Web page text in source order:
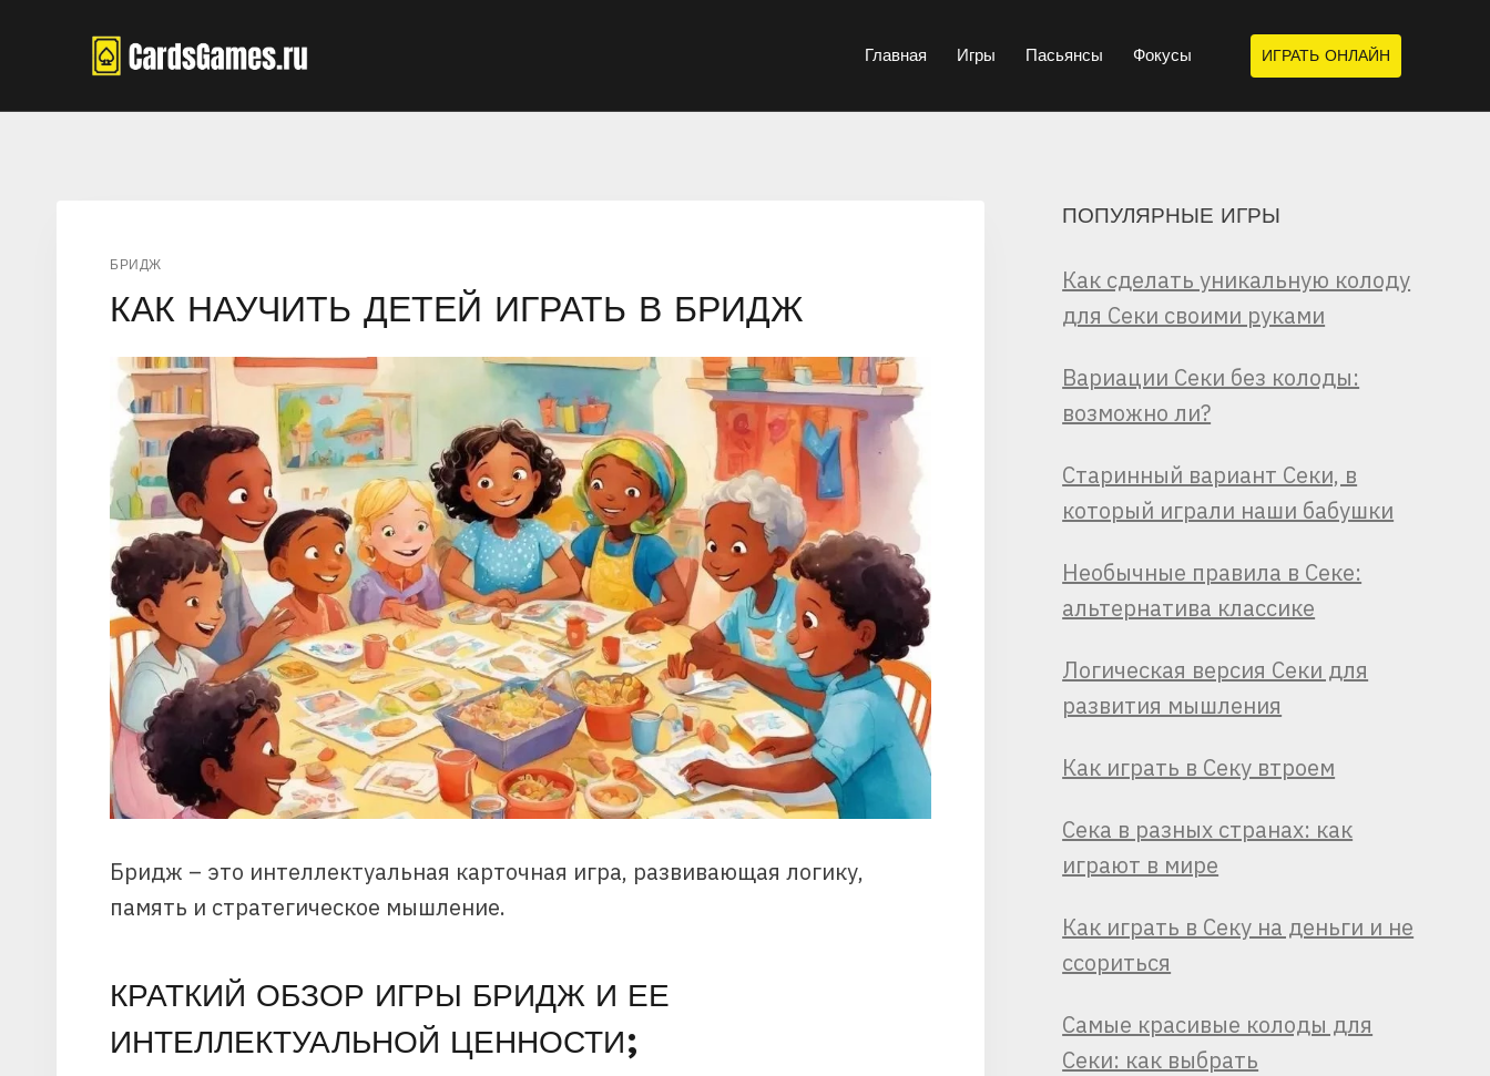
Главная Игры Пасьянсы Фокусы ИГРАТЬ ОНЛАЙН
БРИДЖ
КАК НАУЧИТЬ ДЕТЕЙ ИГРАТЬ В БРИДЖ
Бридж – это интеллектуальная карточная игра, развивающая логику,
память и стратегическое мышление.
КРАТКИЙ ОБЗОР ИГРЫ БРИДЖ И ЕЕ
ИНТЕЛЛЕКТУАЛЬНОЙ ЦЕННОСТИ;
ПОПУЛЯРНЫЕ ИГРЫ
Как сделать уникальную колоду
для Секи своими руками
Вариации Секи без колоды:
возможно ли?
Старинный вариант Секи, в
который играли наши бабушки
Необычные правила в Секе:
альтернатива классике
Логическая версия Секи для
развития мышления
Как играть в Секу втроем
Сека в разных странах: как
играют в мире
Как играть в Секу на деньги и не
ссориться
Самые красивые колоды для
Секи: как выбрать